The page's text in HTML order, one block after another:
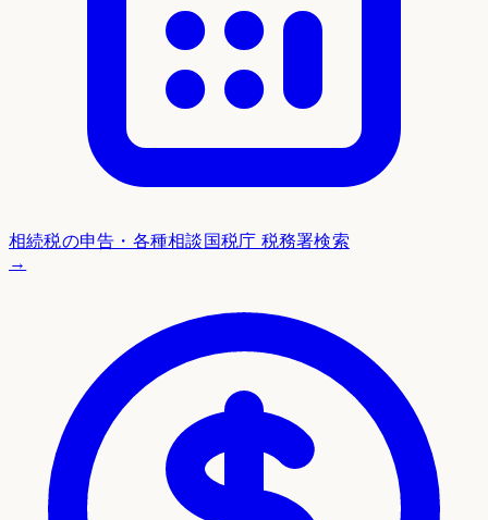
相続税の申告・各種相談 国税庁 税務署検索
→